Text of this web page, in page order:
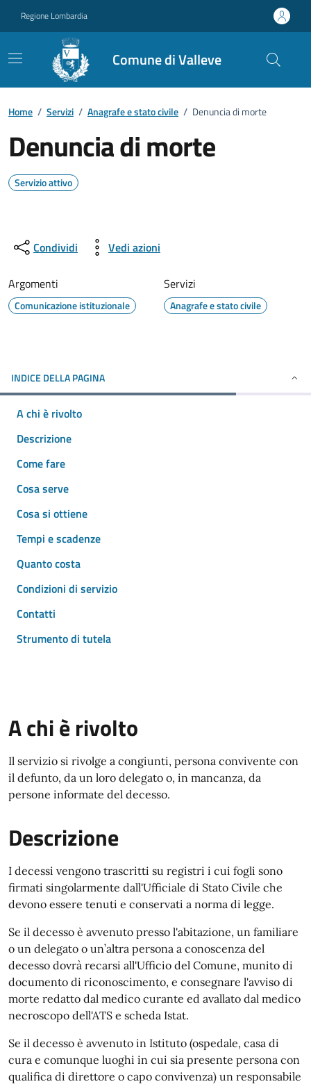
Regione Lombardia
Comune di Valleve
Home / Servizi / Anagrafe e stato civile / Denuncia di morte
Denuncia di morte
Servizio attivo
Condividi Vedi azioni
Argomenti
Comunicazione istituzionale
Servizi
Anagrafe e stato civile
INDICE DELLA PAGINA
A chi è rivolto
Descrizione
Come fare
Cosa serve
Cosa si ottiene
Tempi e scadenze
Quanto costa
Condizioni di servizio
Contatti
Strumento di tutela
A chi è rivolto
Il servizio si rivolge a congiunti, persona convivente con
il defunto, da un loro delegato o, in mancanza, da
persone informate del decesso.
Descrizione
I decessi vengono trascritti su registri i cui fogli sono
firmati singolarmente dall'Ufficiale di Stato Civile che
devono essere tenuti e conservati a norma di legge.
Se il decesso è avvenuto presso l'abitazione, un familiare
o un delegato o un’altra persona a conoscenza del
decesso dovrà recarsi all'Ufficio del Comune, munito di
documento di riconoscimento, e consegnare l'avviso di
morte redatto dal medico curante ed avallato dal medico
necroscopo dell'ATS e scheda Istat.
Se il decesso è avvenuto in Istituto (ospedale, casa di
cura e comunque luoghi in cui sia presente persona con
qualifica di direttore o capo convivenza) un responsabile